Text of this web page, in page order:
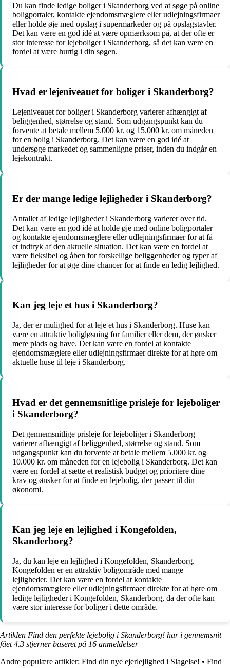
Du kan finde ledige boliger i Skanderborg ved at søge på online
boligportaler, kontakte ejendomsmæglere eller udlejningsfirmaer
eller holde øje med opslag i supermarkeder og på opslagstavler.
Det kan være en god idé at være opmærksom på, at der ofte er
stor interesse for lejeboliger i Skanderborg, så det kan være en
fordel at være hurtig i din søgen.
Hvad er lejeniveauet for boliger i Skanderborg?
Lejeniveauet for boliger i Skanderborg varierer afhængigt af
beliggenhed, størrelse og stand. Som udgangspunkt kan du
forvente at betale mellem 5.000 kr. og 15.000 kr. om måneden
for en bolig i Skanderborg. Det kan være en god idé at
undersøge markedet og sammenligne priser, inden du indgår en
lejekontrakt.
Er der mange ledige lejligheder i Skanderborg?
Antallet af ledige lejligheder i Skanderborg varierer over tid.
Det kan være en god idé at holde øje med online boligportaler
og kontakte ejendomsmæglere eller udlejningsfirmaer for at få
et indtryk af den aktuelle situation. Det kan være en fordel at
være fleksibel og åben for forskellige beliggenheder og typer af
lejligheder for at øge dine chancer for at finde en ledig lejlighed.
Kan jeg leje et hus i Skanderborg?
Ja, der er mulighed for at leje et hus i Skanderborg. Huse kan
være en attraktiv boligløsning for familier eller dem, der ønsker
mere plads og have. Det kan være en fordel at kontakte
ejendomsmæglere eller udlejningsfirmaer direkte for at høre om
aktuelle huse til leje i Skanderborg.
Hvad er det gennemsnitlige prisleje for lejeboliger
i Skanderborg?
Det gennemsnitlige prisleje for lejeboliger i Skanderborg
varierer afhængigt af beliggenhed, størrelse og stand. Som
udgangspunkt kan du forvente at betale mellem 5.000 kr. og
10.000 kr. om måneden for en lejebolig i Skanderborg. Det kan
være en fordel at sætte et realistisk budget og prioritere dine
krav og ønsker for at finde en lejebolig, der passer til din
økonomi.
Kan jeg leje en lejlighed i Kongefolden,
Skanderborg?
Ja, du kan leje en lejlighed i Kongefolden, Skanderborg.
Kongefolden er en attraktiv boligområde med mange
lejligheder. Det kan være en fordel at kontakte
ejendomsmæglere eller udlejningsfirmaer direkte for at høre om
ledige lejligheder i Kongefolden, Skanderborg, da der ofte kan
være stor interesse for boliger i dette område.
Artiklen Find den perfekte lejebolig i Skanderborg! har i gennemsnit
fået4.3 stjerner baseret på 16 anmeldelser
Andre populære artikler: Find din nye ejerlejlighed i Slagelse! • Find